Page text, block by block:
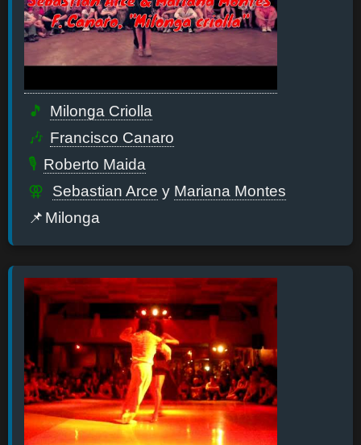
Milonga Criolla
Francisco Canaro
Roberto Maida
Sebastian Arce y Mariana Montes
Milonga